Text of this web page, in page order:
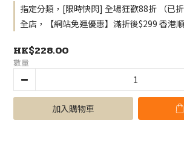
指定分類，[限時快閃] 全場狂歡88折 （已折
全店，【網站免運優惠】滿折後$299 香港
HK$228.00
數量
加入購物車